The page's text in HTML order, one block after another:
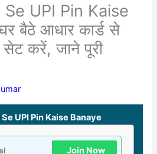
UPI Pin Kaise
बैठे आधार कार्ड से
करें, जाने पूरी
UPI Pin Kaise Banaye
Join Now